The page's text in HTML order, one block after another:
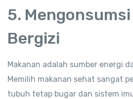
5.
Bergizi
Makanan adalah sumber energi
Memilih makanan sehat sangat
tubuh tetap bugar dan sistem